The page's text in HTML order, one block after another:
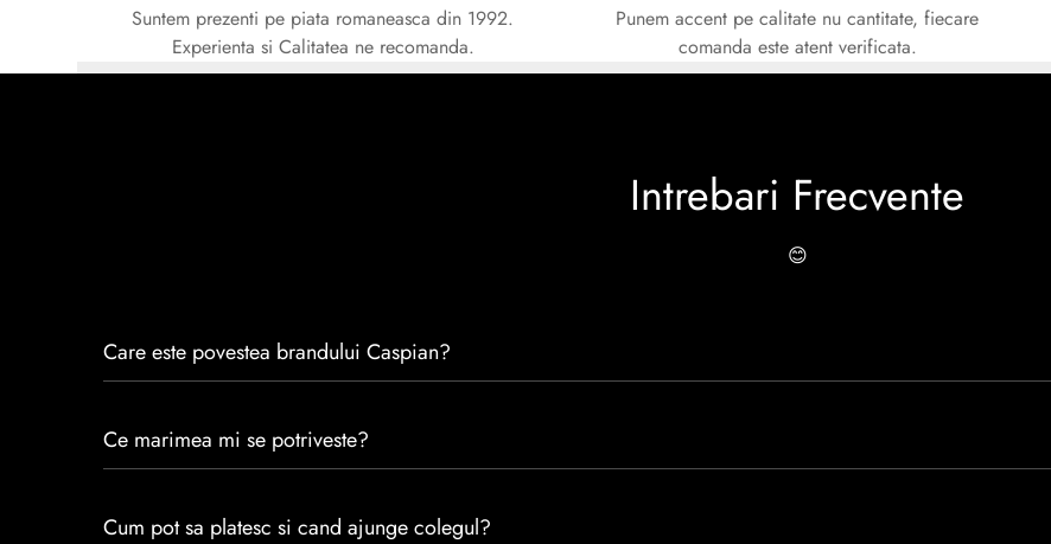
Suntem prezenti pe piata romaneasca din 1992.
Experienta si Calitatea ne recomanda.
Punem accent pe calitate nu cantitate, fiecare
comanda este atent verificata.
Intrebari Frecvente
😊
Care este povestea brandului Caspian?
satisfacția clienților.Fiecare pereche de încălțăminte Caspian este creată cu mândrie de meșteri pricepuți, care aduc
Ce marimea mi se potriveste?
Cum pot sa platesc si cand ajunge colegul?